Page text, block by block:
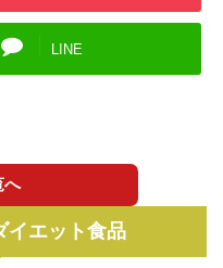
LINE
へ
イエット食品